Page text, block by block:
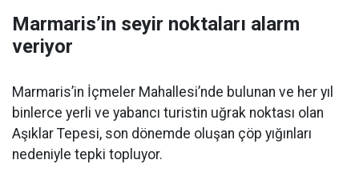
Marmaris’in seyir noktaları alarm
veriyor
Marmaris’in İçmeler Mahallesi’nde bulunan ve her yıl
binlerce yerli ve yabancı turistin uğrak noktası olan
Aşıklar Tepesi, son dönemde oluşan çöp yığınları
nedeniyle tepki topluyor.